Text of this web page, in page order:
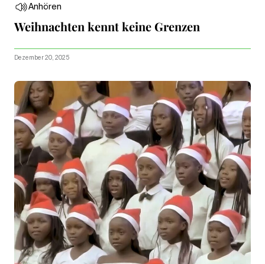
Anhören
Weihnachten kennt keine Grenzen
Dezember 20, 2025